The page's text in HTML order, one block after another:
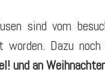
sind vom
worden. Dazu
und an